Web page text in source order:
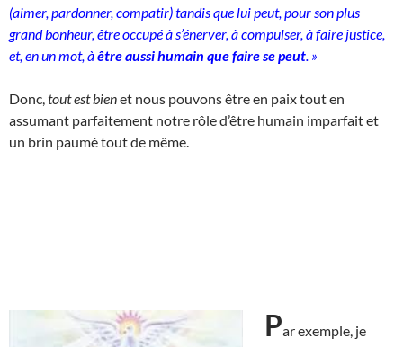
(aimer, pardonner, compatir) tandis que lui peut, pour son plus
grand bonheur, être occupé à s’énerver, à compulser, à faire justice,
et, en un mot, àêtre aussi humain que faire se peut . »
Donc, tout est bienet nous pouvons être en paix tout en
assumant parfaitement notre rôle d’être humain imparfait et
un brin paumé tout de même.
Par exemple, je